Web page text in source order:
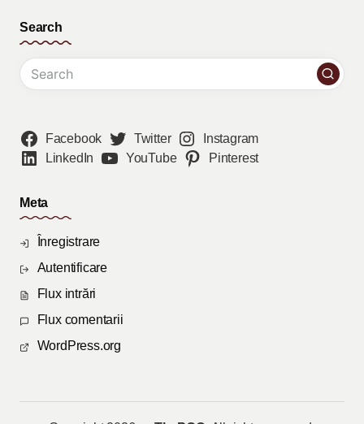
Search
Facebook Twitter
Instagram
LinkedIn
YouTube Pinterest
Meta
Înregistrare
Autentificare
Flux intrări
Flux comentarii
WordPress.org